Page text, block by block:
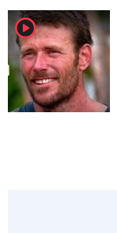
player2